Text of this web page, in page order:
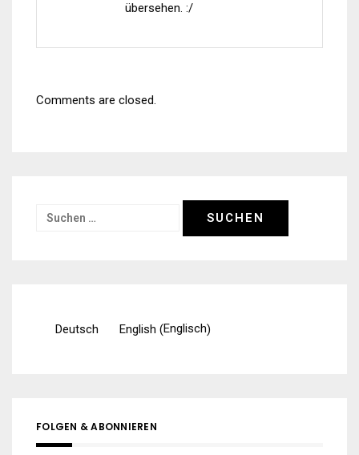
übersehen. :/
Comments are closed.
Suchen
Deutsch English (Englisch)
FOLGEN & ABONNIEREN